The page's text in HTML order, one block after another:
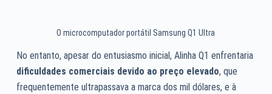
O microcomputador portátil Samsung Q1 Ultra
No entanto, apesar do entusiasmo inicial, Alinha Q1 enfrentaria
dificuldades comerciais devido ao preço elevado, que
frequentemente ultrapassava a marca dos mil dólares, e à